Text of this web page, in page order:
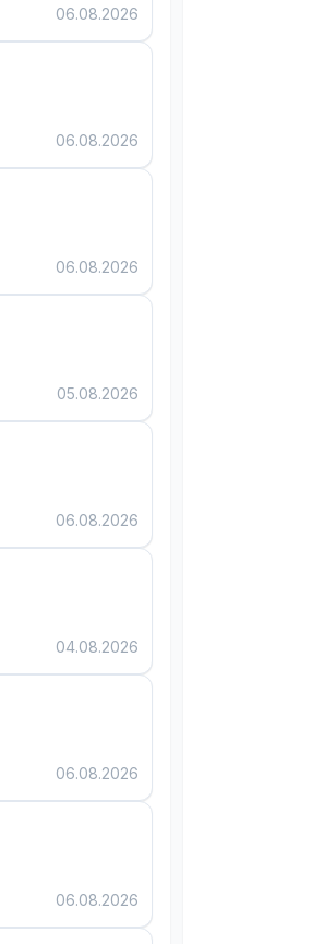
06.08.2026
06.08.2026
06.08.2026
05.08.2026
06.08.2026
04.08.2026
06.08.2026
06.08.2026